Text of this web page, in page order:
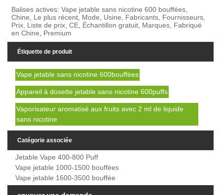
Balises actives: Vape jetable sans nicotine 600 bouffées,
Chine, Le plus récent, Mode, Usine, Fabricants, Fournisseurs,
Prix, Liste de prix, CE, Échantillon gratuit, Marques, Fabriqué
en Chine, Premium
Étiquette de produit
Vape jetable sans nicotine 600bouffées
Appareil à dosette jetable sans nicotine 600puffs
Vaporisateur aromatisé aux fruits avec 2 ml de liquide
sans nicotine
Catégorie associée
Jetable Vape 400-800 Puff
Vape jetable 1000-1500 bouffées
Vape jetable 1600-3500 bouffée